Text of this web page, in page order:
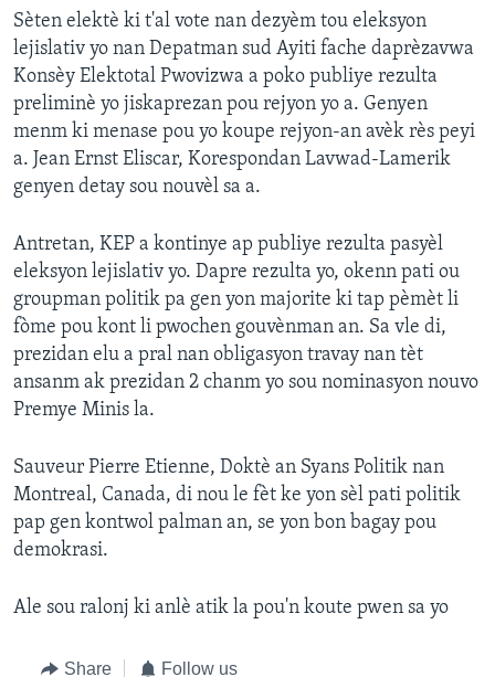
Skip
to
Search
FLASHPOINT IKRÈN
Learning English
SUIV NOU
Languages
Sèten elektè ki t'al vote nan dezyèm tou eleksyon
lejislativ yo nan Depatman sud Ayiti fache daprèzavwa
Konsèy Elektotal Pwovizwa a poko publiye rezulta
preliminè yo jiskaprezan pou rejyon yo a. Genyen
menm ki menase pou yo koupe rejyon-an avèk rès peyi
a. Jean Ernst Eliscar, Korespondan Lavwad-Lamerik
genyen detay sou nouvèl sa a.
Antretan, KEP a kontinye ap publiye rezulta pasyèl
eleksyon lejislativ yo. Dapre rezulta yo, okenn pati ou
groupman politik pa gen yon majorite ki tap pèmèt li
fòme pou kont li pwochen gouvènman an. Sa vle di,
prezidan elu a pral nan obligasyon travay nan tèt
ansanm ak prezidan 2 chanm yo sou nominasyon nouvo
Premye Minis la.
Sauveur Pierre Etienne, Doktè an Syans Politik nan
Montreal, Canada, di nou le fèt ke yon sèl pati politik
pap gen kontwol palman an, se yon bon bagay pou
demokrasi.
Ale sou ralonj ki anlè atik la pou'n koute pwen sa yo
Share Follow us